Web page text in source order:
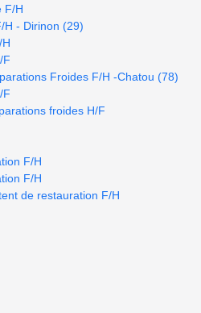
F/H
H - Dirinon (29)
F
Froides F/H -Chatou (78)
F
froides H/F
F/H
F/H
de restauration F/H